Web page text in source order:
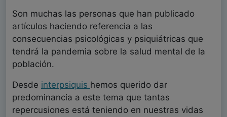
Son muchas las personas que han publicado
artículos haciendo referencia a las
consecuencias psicológicas y psiquiátricas que
tendrá la pandemia sobre la salud mental de la
población.
Desde interpsiquis hemos querido dar
predominancia a este tema que tantas
repercusiones está teniendo en nuestras vidas